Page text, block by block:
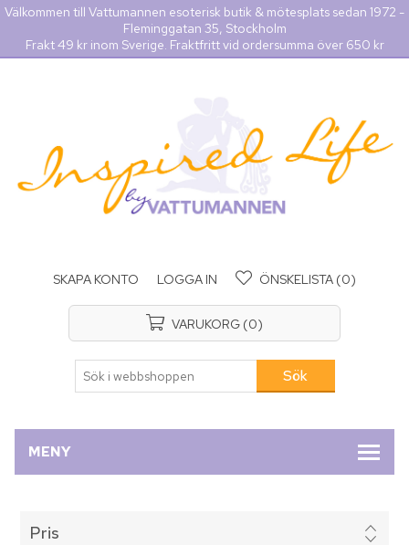
Välkommen till Vattumannen esoterisk butik & mötesplats sedan 1972 -
Fleminggatan 35, Stockholm
Frakt 49 kr inom Sverige. Fraktfritt vid ordersumma över 650 kr
SKAPA KONTO LOGGA IN ÖNSKELISTA (0)
VARUKORG (0)
MENY
Pris